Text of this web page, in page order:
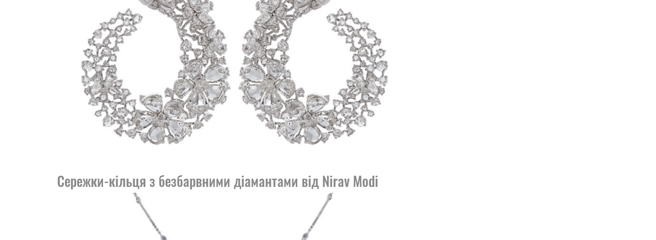
Сережки-кільця з безбарвними діамантами від Nirav Modi